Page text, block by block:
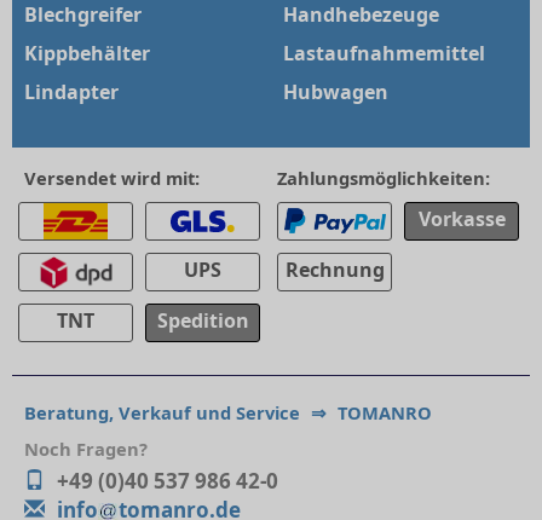
Blechgreifer
Kippbehälter
Lindapter
Handhebezeuge
Lastaufnahmemittel
Hubwagen
Versendet wird mit:
UPS
TNT
Spedition
Zahlungsmöglichkeiten:
Vorkasse
Rechnung
Beratung, Verkauf und Service ⇒ TOMANRO
Noch Fragen?
+49 (0)40 537 986 42-0
info
tomanro.de